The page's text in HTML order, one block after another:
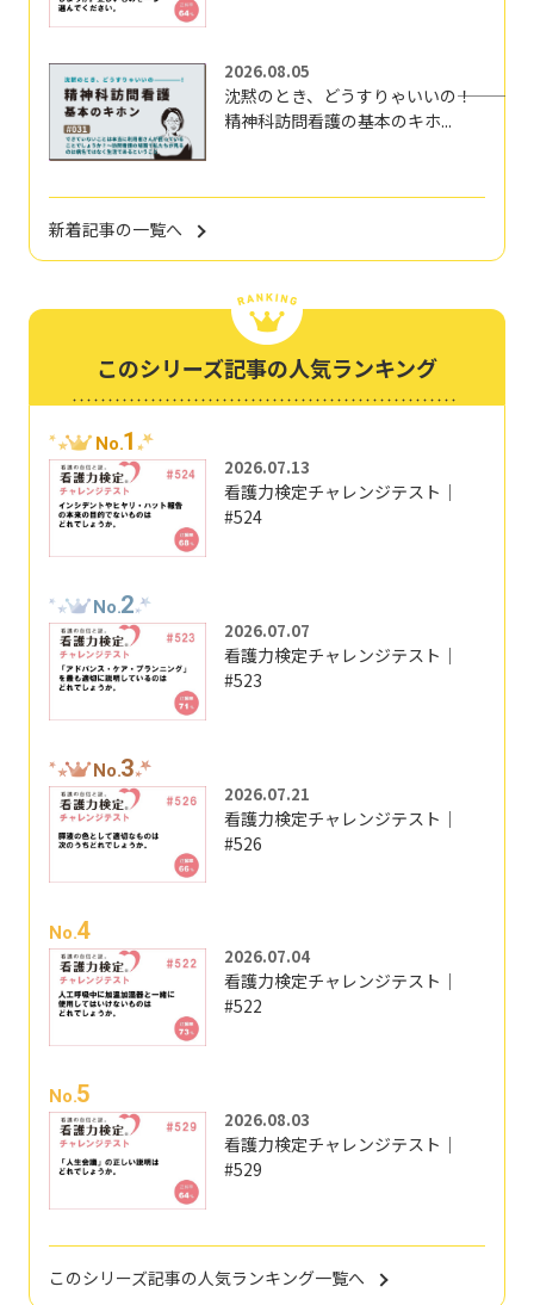
2026.08.05
沈黙のとき、どうすりゃいいの―――！
精神科訪問看護の基本のキホ...
新着記事の一覧へ
このシリーズ記事の人気ランキング
No.1
2026.07.13
看護力検定チャレンジテスト｜
#524
No.2
2026.07.07
看護力検定チャレンジテスト｜
#523
No.3
2026.07.21
看護力検定チャレンジテスト｜
#526
No.4
2026.07.04
看護力検定チャレンジテスト｜
#522
No.5
2026.08.03
看護力検定チャレンジテスト｜
#529
このシリーズ記事の人気ランキング一覧へ